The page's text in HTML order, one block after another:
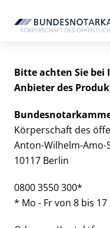
Bitte achten Sie bei
Anbieter des
Körperschaft des
Anton-Wilhelm-Amo-
10117 Berlin
0800 3550 300*
* Mo - Fr von 8 bis